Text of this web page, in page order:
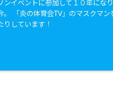
ンイベントに参加して１０年にな
。 「炎の体育会TV」のマスクマン
りしています！